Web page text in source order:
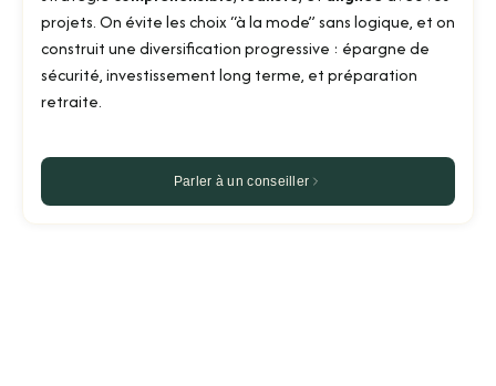
projets. On évite les choix “à la mode” sans logique, et on
construit une diversification progressive : épargne de
sécurité, investissement long terme, et préparation
retraite.
Parler à un conseiller